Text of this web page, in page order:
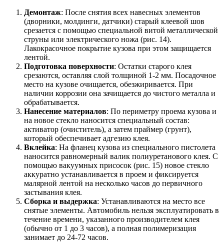
Демонтаж: После снятия всех навесных элементов
(дворники, молдинги, датчики) старый клеевой шов
срезается с помощью специальной витой металлической
струны или электрического ножа (рис. 14).
Лакокрасочное покрытие кузова при этом защищается
лентой.
Подготовка поверхности: Остатки старого клея
срезаются, оставляя слой толщиной 1-2 мм. Посадочное
место на кузове очищается, обезжиривается. При
наличии коррозии она зачищается до чистого металла и
обрабатывается.
Нанесение материалов: По периметру проема кузова и
на новое стекло наносится специальный состав:
активатор (очиститель), а затем праймер (грунт),
который обеспечивает адгезию клея.
Вклейка: На фланец кузова из специального пистолета
наносится равномерный валик полиуретанового клея. С
помощью вакуумных присосок (рис. 15) новое стекло
аккуратно устанавливается в проем и фиксируется
малярной лентой на несколько часов до первичного
застывания клея.
Сборка и выдержка: Устанавливаются на место все
снятые элементы. Автомобиль нельзя эксплуатировать в
течение времени, указанного производителем клея
(обычно от 1 до 3 часов), а полная полимеризация
занимает до 24-72 часов.